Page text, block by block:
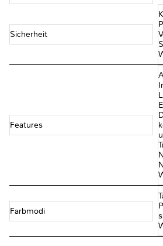
Sicherheit
Features
Farbmodi